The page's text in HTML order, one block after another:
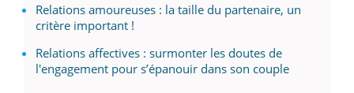
Relations amoureuses : la taille du partenaire, un
critère important !
Relations affectives : surmonter les doutes de
l'engagement pour s’épanouir dans son couple